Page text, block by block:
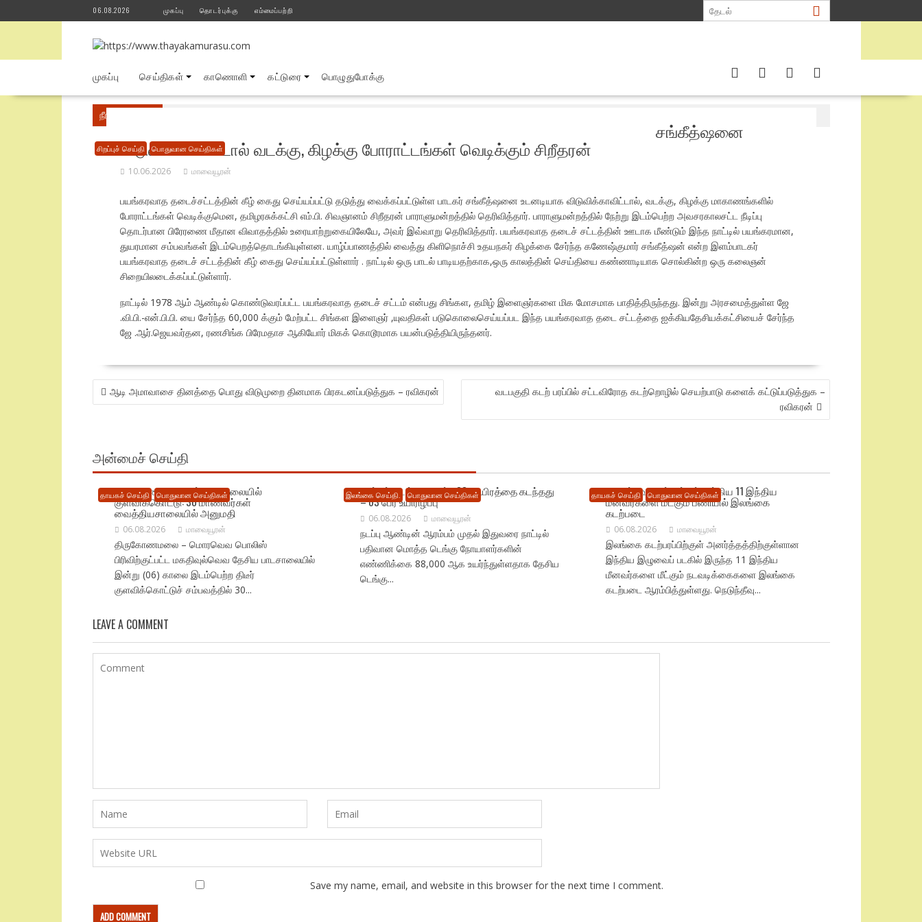
to
06.08.2026 முகப்பு தொடர்புக்கு எம்மைப்பற்றி
முகப்பு செய்திகள் காணொளி கட்டுரை பொழுதுபோக்கு
நீங்கள் இங்கே
சிறப்புச் செய்தி பொதுவான செய்திகள்
சங்கீத்ஷனை
விடுவிக்கா விட்டால் வடக்கு, கிழக்கு போராட்டங்கள் வெடிக்கும் சிறீதரன்
10.06.2026 மாவையூரன்
பயங்கரவாத தடைச்சட்டத்தின் கீழ் கைது செய்யப்பட்டு தடுத்து வைக்கப்பட்டுள்ள பாடகர் சங்கீத்ஷனை உடனடியாக விடுவிக்காவிட்டால், வடக்கு, கிழக்கு மாகாணங்களில்
போராட்டங்கள் வெடிக்குமென, தமிழரசுக்கட்சி எம்.பி. சிவஞானம் சிறீதரன் பாராளுமன்றத்தில் தெரிவித்தார். பாராளுமன்றத்தில் நேற்று இடம்பெற்ற அவசரகாலசட்ட நீடிப்பு
தொடர்பான பிரேரணை மீதான விவாதத்தில் உரையாற்றுகையிலேயே, அவர் இவ்வாறு தெரிவித்தார். பயங்கரவாத தடைச் சட்டத்தின் ஊடாக மீண்டும் இந்த நாட்டில் பயங்கரமான,
துயரமான சம்பவங்கள் இடம்பெறத்தொடங்கியுள்ளன. யாழ்ப்பாணத்தில் வைத்து கிளிநொச்சி உதயநகர் கிழக்கை சேர்ந்த கணேஷ்குமார் சங்கீத்ஷன் என்ற இளம்பாடகர்
பயங்கரவாத தடைச் சட்டத்தின் கீழ் கைது செய்யப்பட்டுள்ளார் . நாட்டில் ஒரு பாடல் பாடியதற்காக,ஒரு காலத்தின் செய்தியை கண்ணாடியாக சொல்கின்ற ஒரு கலைஞன்
சிறையிலடைக்கப்பட்டுள்ளார்.
நாட்டில் 1978 ஆம் ஆண்டில் கொண்டுவரப்பட்ட பயங்கரவாத தடைச் சட்டம் என்பது சிங்கள, தமிழ் இளைஞர்களை மிக மோசமாக பாதித்திருந்தது. இன்று அரசமைத்துள்ள ஜே
.வி.பி.-என்.பி.பி. யை சேர்ந்த 60,000 க்கும் மேற்பட்ட சிங்கள இளைஞர் ,யுவதிகள் படுகொலைசெய்யப்பட இந்த பயங்கரவாத தடை சட்டத்தை ஐக்கியதேசியக்கட்சியைச் சேர்ந்த
ஜே .ஆர்.ஜெயவர்தன, ரணசிங்க பிரேமதாச ஆகியோர் மிகக் கொடூரமாக பயன்படுத்தியிருந்தனர்.
POST
NAVIGATION
ஆடி அமாவாசை தினத்தை பொது விடுமுறை தினமாக பிரகடனப்படுத்துக – ரவிகரன்
வடபகுதி கடற் பரப்பில் சட்டவிரோத கடற்றொழில் செயற்பாடு களைக் கட்டுப்படுத்துக –
ரவிகரன்
அன்மைச் செய்தி
தாயகச் செய்தி பொதுவான செய்திகள்
திருகோணமலையில் பாடசாலையில்
குளவிக்கொட்டு: 30 மாணவர்கள்
வைத்தியசாலையில் அனுமதி
06.08.2026 மாவையூரன்
திருகோணமலை – மொரவெவ பொலிஸ்
பிரிவிற்குட்பட்ட மகதிவுல்வெவ தேசிய பாடசாலையில்
இன்று (06) காலை இடம்பெற்ற திடீர்
குளவிக்கொட்டுச் சம்பவத்தில் 30...
இலங்கை செய்தி. பொதுவான செய்திகள்
நாட்டில் டெங்கு பாதிப்பு 88 ஆயிரத்தை கடந்தது
– 63 பேர் உயிரிழப்பு
06.08.2026 மாவையூரன்
நடப்பு ஆண்டின் ஆரம்பம் முதல் இதுவரை நாட்டில்
பதிவான மொத்த டெங்கு நோயாளர்களின்
எண்ணிக்கை 88,000 ஆக உயர்ந்துள்ளதாக தேசிய
டெங்கு...
தாயகச் செய்தி பொதுவான செய்திகள்
நெடுந்தீவு கடற்பரப்பில் சிக்கிய 11 இந்திய
மீனவர்களை மீட்கும் பணியில் இலங்கை
கடற்படை
06.08.2026 மாவையூரன்
இலங்கை கடற்பரப்பிற்குள் அனர்த்தத்திற்குள்ளான
இந்திய இழுவைப் படகில் இருந்த 11 இந்திய
மீனவர்களை மீட்கும் நடவடிக்கைகளை இலங்கை
கடற்படை ஆரம்பித்துள்ளது. நெடுந்தீவு...
LEAVE A COMMENT
Save my name, email, and website in this browser for the next time I comment.